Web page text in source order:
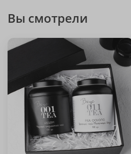
Вы смотрели